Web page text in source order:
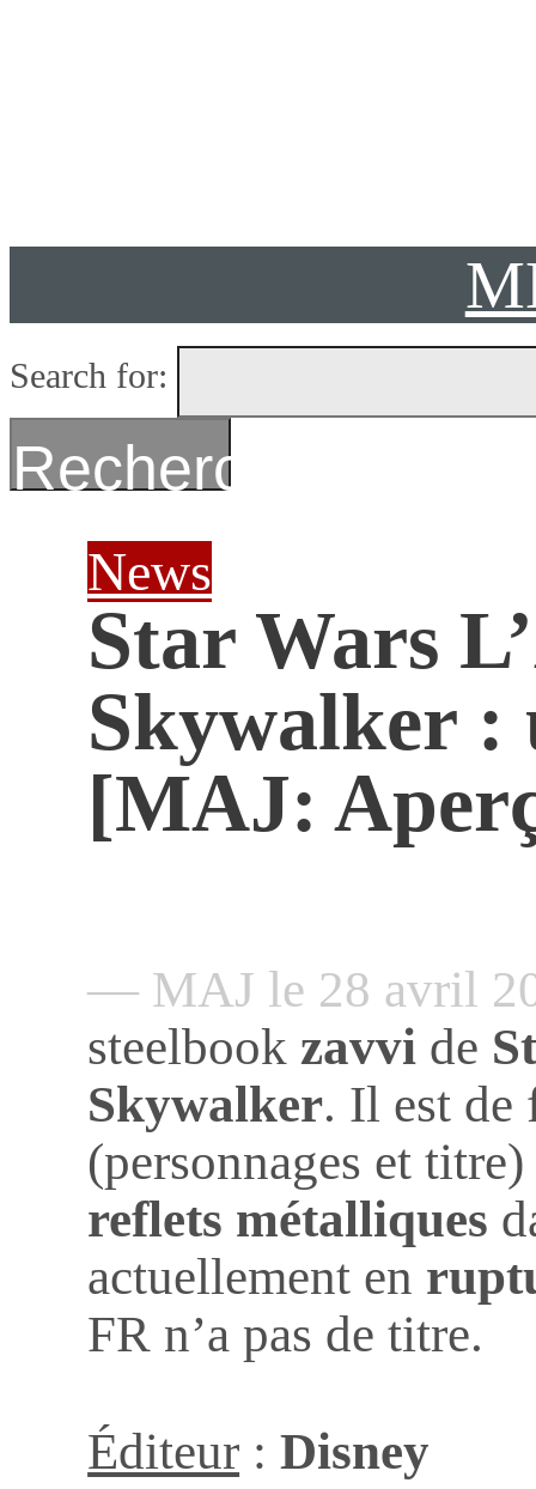
Search for:
Recherche
News
Star Wars
Skywalker :
[MAJ:
— MAJ le 28 avril
steelbook zavvi de
Skywalker. Il est
(personnages et
reflets métalliques
actuellement en
FR n’a pas de titre.
Éditeur :Disney